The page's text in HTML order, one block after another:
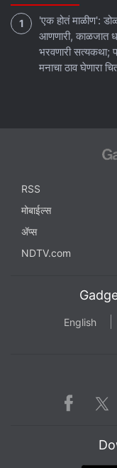
'एक होतं माळीण':
आणणारी, काळजात
भरवणारी सत्यकथा;
मनाचा ठाव घेणारा
RSS
मोबाईल्स
ॲप्स
NDTV.com
English
Facebook